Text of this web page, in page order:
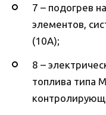
7 – подогрев
элементов,
(10А);
8 –
топлива типа